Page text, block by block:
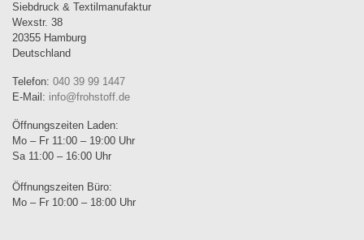
Siebdruck & Textilmanufaktur
Wexstr. 38
20355 Hamburg
Deutschland
Telefon: 040 39 99 1447
E-Mail: info@frohstoff.de
Öffnungszeiten Laden:
Mo – Fr 11:00 – 19:00 Uhr
Sa 11:00 – 16:00 Uhr
Öffnungszeiten Büro:
Mo – Fr 10:00 – 18:00 Uhr